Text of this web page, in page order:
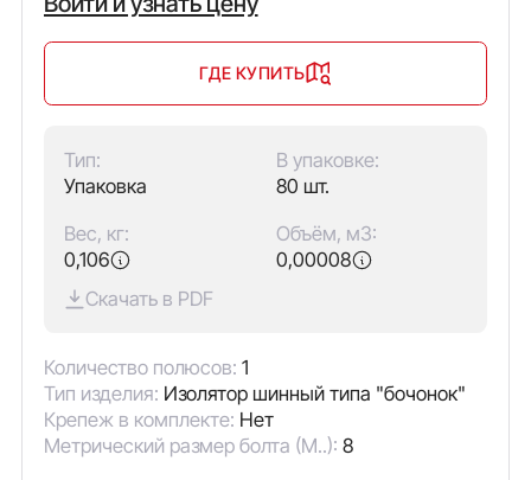
ГДЕ КУПИТЬ
Тип:
Упаковка
В упаковке:
80 шт.
Вес, кг:
0,106
Объём, м3:
0,00008
Скачать в PDF
Количество полюсов: 1
Тип изделия: Изолятор шинный типа "бочонок"
Крепеж в комплекте: Нет
Метрический размер болта (М..): 8